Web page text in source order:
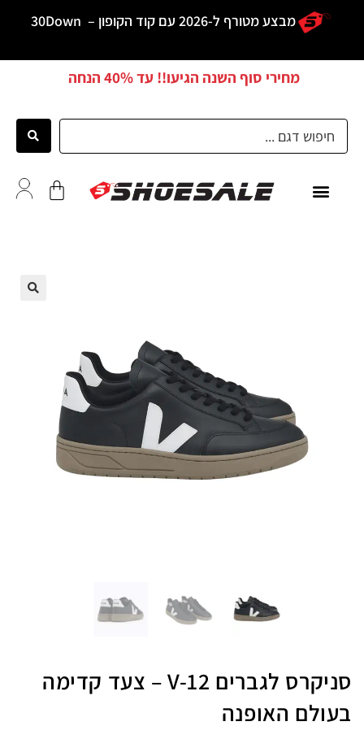
מבצע מטורף ל-2026 עם קוד הקופון – 30Down
מחירי סוף השנה הגיעו!! עד40% הנחה
סניקרס לגברים V-12 – צעד קדימה
בעולם האופנה